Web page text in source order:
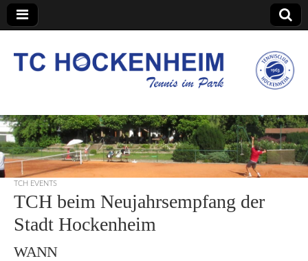
TC Hockenheim
TCH EVENTS
TCH beim Neujahrsempfang der
Stadt Hockenheim
WANN